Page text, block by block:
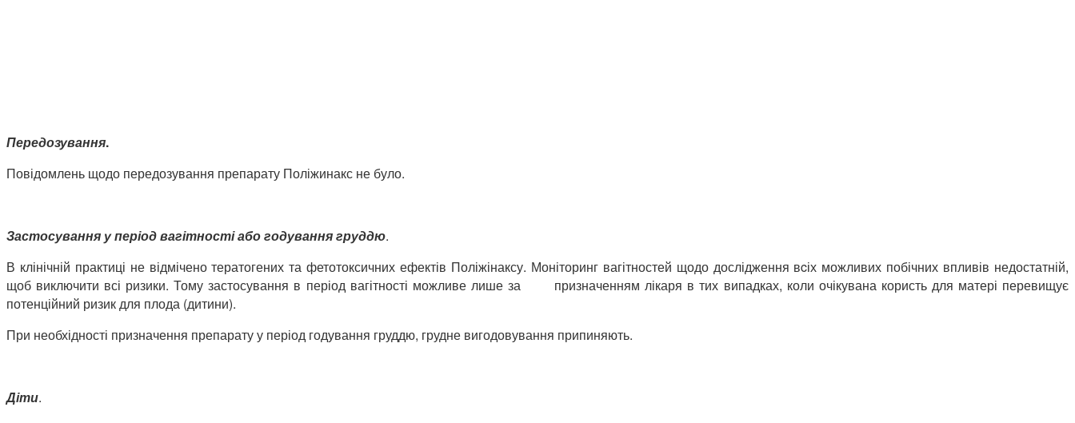
Передозування.
Повідомлень щодо передозування препарату Поліжинакс не було.
Застосування у період вагітності або годування груддю.
В клінічній практиці не відмічено тератогених та фетотоксичних ефектів Поліжінаксу. Моніторинг вагітностей щодо дослідження вcіх можливих побічних впливів недостатній,
щоб виключити всі ризики. Тому застосування в період вагітності можливе лише за призначенням лікаря в тих випадках, коли очікувана користь для матері перевищує
потенційний ризик для плода (дитини).
При необхідності призначення препарату у період годування груддю, грудне вигодовування припиняють.
Діти.